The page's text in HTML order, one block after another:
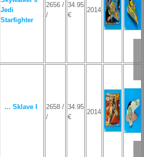
Jedi
Starfighter
2656 /
/
34.95
€
2014
... Sklave I
2658 /
/
34.95
€
2014